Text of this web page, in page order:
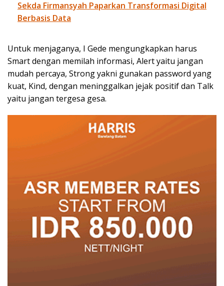
Sekda Firmansyah Paparkan Transformasi Digital
Berbasis Data
Untuk menjaganya, I Gede mengungkapkan harus
Smart dengan memilah informasi, Alert yaitu jangan
mudah percaya, Strong yakni gunakan password yang
kuat, Kind, dengan meninggalkan jejak positif dan Talk
yaitu jangan tergesa gesa.